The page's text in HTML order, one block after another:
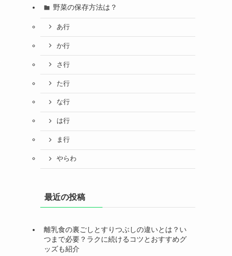
野菜の保存方法は？
あ行
か行
さ行
た行
な行
は行
ま行
やらわ
最近の投稿
離乳食の裏ごしとすりつぶしの違いとは？い
つまで必要？ラクに続けるコツとおすすめグ
ッズも紹介